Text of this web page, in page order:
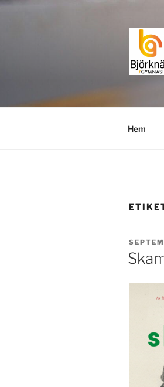
Hoppa
Hem